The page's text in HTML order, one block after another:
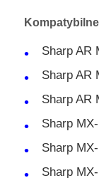
Sharp AR
Sharp AR
Sharp AR
Sharp
Sharp
Sharp